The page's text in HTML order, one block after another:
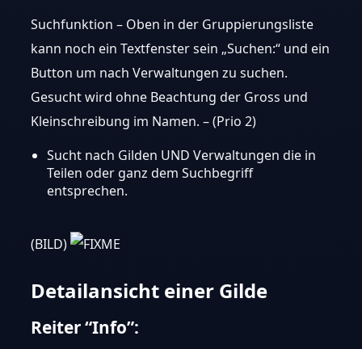
Suchfunktion – Oben in der Gruppierungsliste
kann noch ein Textfenster sein „Suchen:“ und ein
Button um nach Verwaltungen zu suchen.
Gesucht wird ohne Beachtung der Gross und
Kleinschreibung im Namen. – (Prio 2)
Sucht nach Gilden UND Verwaltungen die in
Teilen oder ganz dem Suchbegriff
entsprechen.
(BILD)
Detailansicht einer Gilde
Reiter “Info”: